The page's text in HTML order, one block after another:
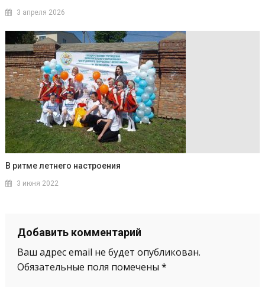
3 апреля 2026
В ритме летнего настроения
3 июня 2022
Добавить комментарий
Ваш адрес email не будет опубликован.
Обязательные поля помечены *